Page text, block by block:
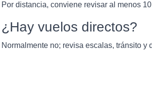
Por distancia, conviene revisar al menos
¿Hay vuelos directos?
Normalmente no; revisa escalas, tránsito y